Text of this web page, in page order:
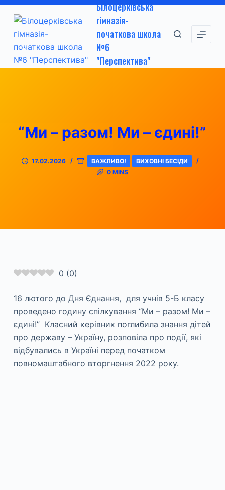
П
е
р
е
й
Білоцерківська
гімназія-
початкова школа
№6
"Перспектива"
“Ми – разом! Ми – єдині!”
17.02.2026 ВАЖЛИВО!
ВИХОВНІ БЕСІДИ
0 MINS
0 (0)
16 лютого до Дня Єднання, для учнів 5-Б класу
проведено годину спілкування “Ми – разом! Ми –
єдині!” Класний керівник поглибила знання дітей
про державу – Україну, розповіла про події, які
відбувались в Україні перед початком
повномаштабного вторгнення 2022 року.